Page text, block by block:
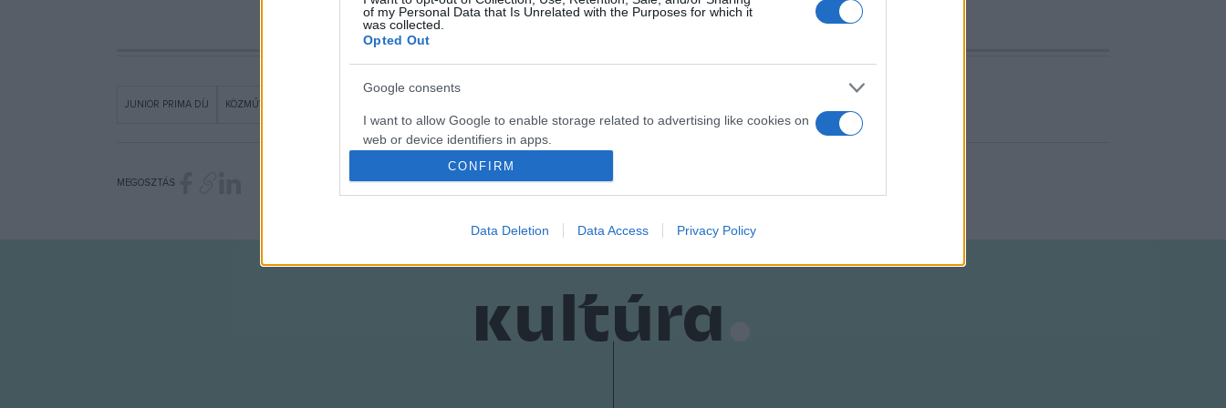
of my Personal Data that Is Unrelated with the Purposes for which it
was collected.
Opted Out
Google consents
I want to allow Google to enable storage related to advertising like cookies on
web or device identifiers in apps.
I want to allow my user data to be sent to Google for online advertising
purposes.
I want to allow Google to send me personalized advertising.
I want to allow Google to enable storage related to functionality of the website
CONFIRM
Data Deletion Data Access Privacy Policy
JUNIOR PRIMA DÍJ KÖZMŰVELŐDÉS
MEGOSZTÁS